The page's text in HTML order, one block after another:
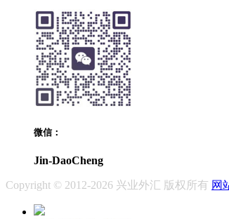
微信：
Jin-DaoCheng
Copyright © 2012-2026 兴业外汇 版权所有 网